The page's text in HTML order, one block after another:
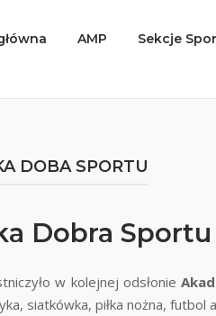
AMP Sekcje
DOBA SPORTU
Dobra Sportu
w kolejnej odsłonie
siatkówka, piłka nożna,